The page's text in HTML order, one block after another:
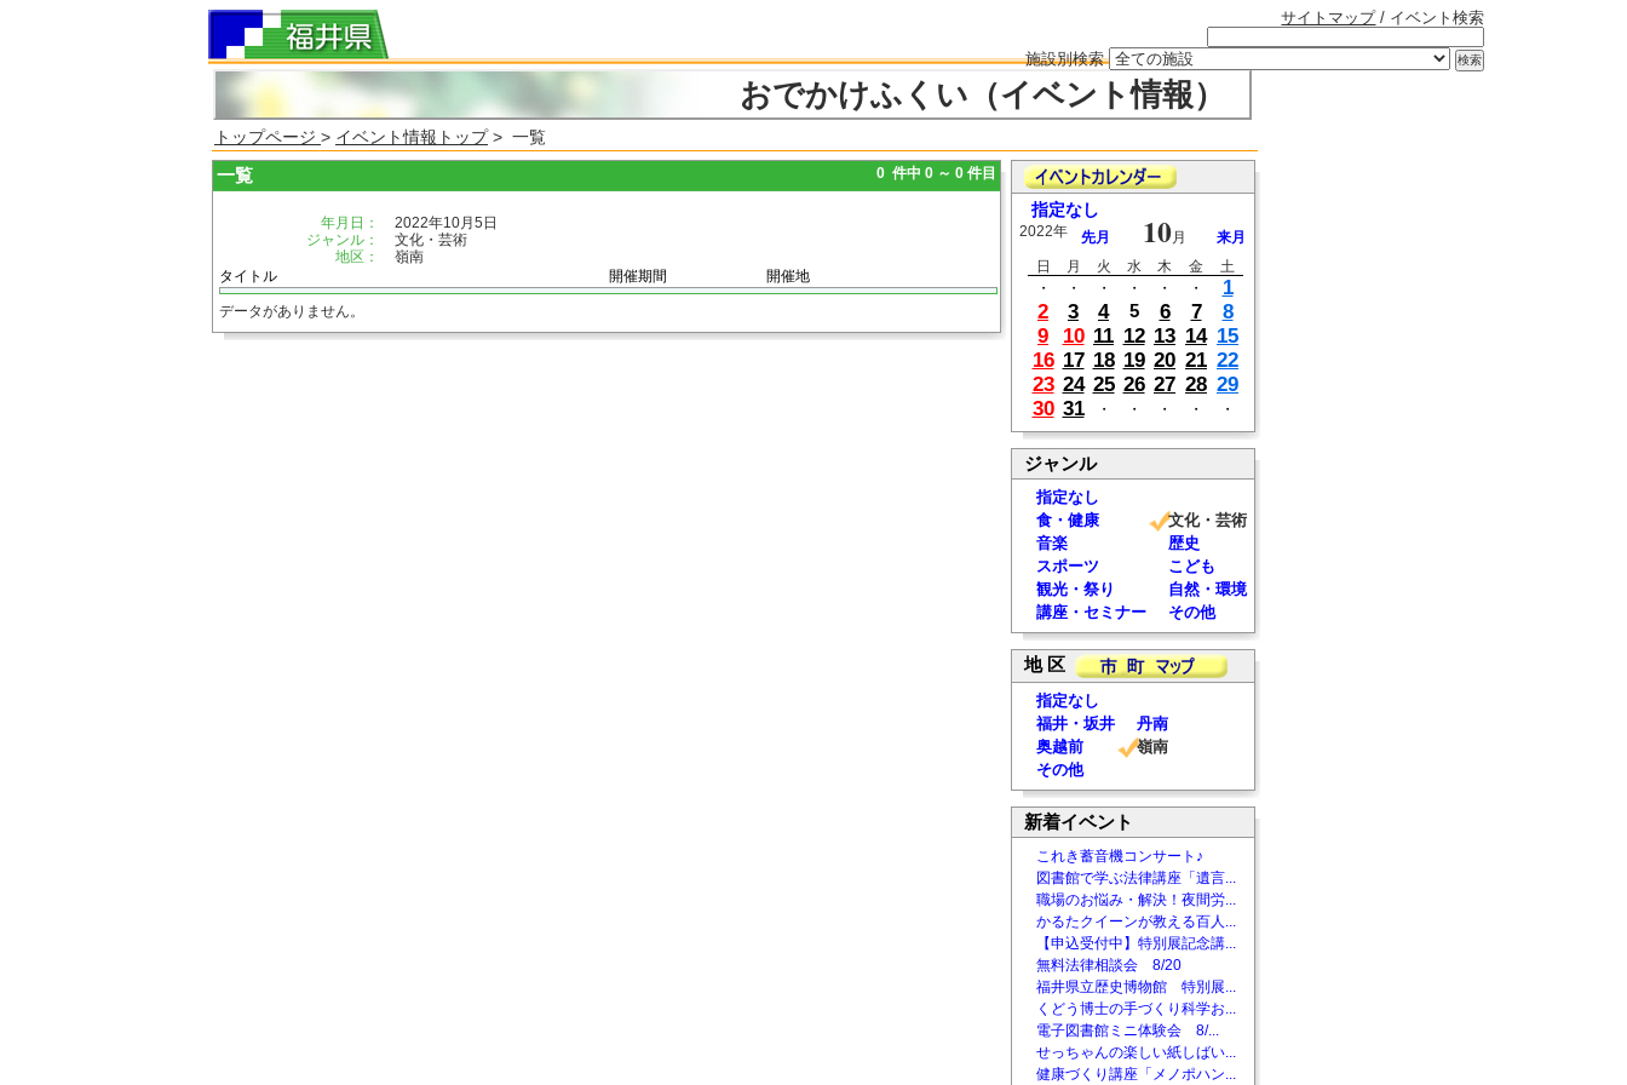
サイトマップ/ イベント検索
施設別検索
おでかけふくい（イベント情報）
トップページ > イベント情報トップ> 一覧
一覧 0 件中 0 ～ 0 件目
年月日：
2022年10月5日
ジャンル：
文化・芸術
地区：
嶺南
タイトル
開催期間 開催地
データがありません。
指定なし
2022年 先月 10月
来月
日
月 火 水 木 金
土
・
・ ・ ・ ・ ・
1
2
3 4 5 6 7
8
9
10 11 12 13 14 15
16 17 18 19 20 21 22
23 24 25 26 27 28 29
30 31 ・ ・ ・ ・ ・
ジャンル
指定なし
食・健康
文化・芸術
音楽
歴史
スポーツ
こども
観光・祭り
自然・環境
講座・セミナー
その他
地 区
指定なし
福井・坂井
丹南
奥越前
嶺南
その他
新着イベント
これき蓄音機コンサート♪
図書館で学ぶ法律講座「遺言...
職場のお悩み・解決！夜間労...
かるたクイーンが教える百人...
【申込受付中】特別展記念講...
無料法律相談会 8/20
福井県立歴史博物館 特別展...
くどう博士の手づくり科学お...
電子図書館ミニ体験会 8/...
せっちゃんの楽しい紙しばい...
健康づくり講座「メノポハン...